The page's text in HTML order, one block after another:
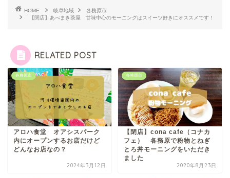
HOME 岐阜地域
各務原市
【閉店】あべまき茶屋 甘味中心のモーニングはスイーツ好きにオススメです！
RELATED POST
各務原市
アロハ食堂 オアシスパーク
内にオープンするお店だけど
どんなお店なの？
2024年3月12日
各務原市
【閉店】cona cafe（コナカ
フェ） 各務原で粉物とねぎ
とろ丼モーニングをいただき
ました
2020年8月23日